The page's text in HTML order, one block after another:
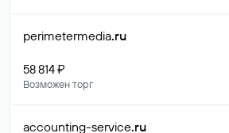
perimetermedia.ru
58 814 ₽
Возможен торг
accounting-service.ru